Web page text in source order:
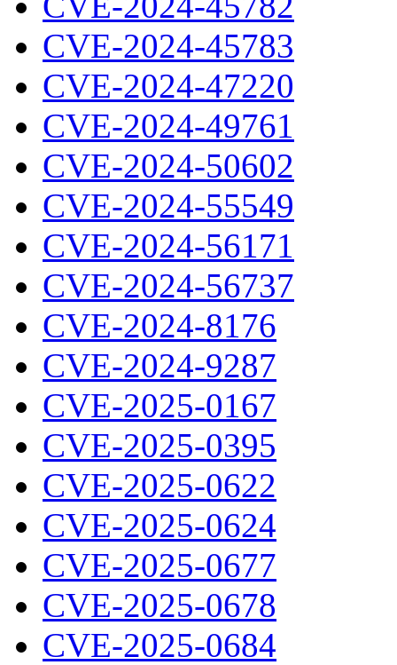
CVE-2024-45783
CVE-2024-47220
CVE-2024-49761
CVE-2024-50602
CVE-2024-55549
CVE-2024-56171
CVE-2024-56737
CVE-2024-8176
CVE-2024-9287
CVE-2025-0167
CVE-2025-0395
CVE-2025-0622
CVE-2025-0624
CVE-2025-0677
CVE-2025-0678
CVE-2025-0684